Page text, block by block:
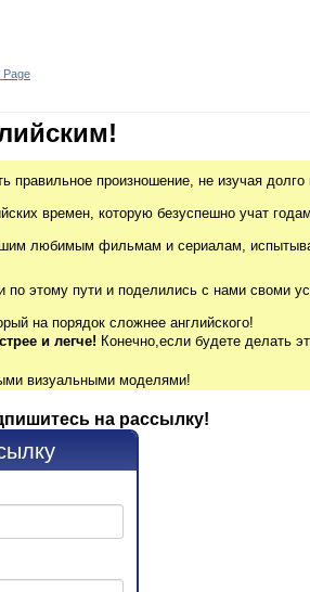
правильное произношение, не изучая долго
времен, которую безуспешно учат
любимым фильмам и сериалам,
этому пути и поделились с нами своми
на порядок сложнее английского!
и легче! Конечно,если будете делать
визуальными моделями!
на рассылку!